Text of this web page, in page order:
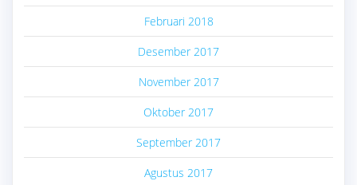
Februari 2018
Desember 2017
November 2017
Oktober 2017
September 2017
Agustus 2017